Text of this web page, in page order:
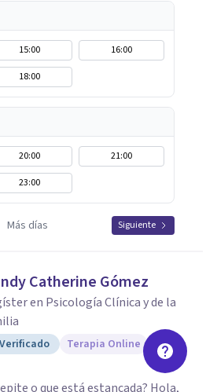
15:00
16:00
18:00
20:00
21:00
23:00
Más días Siguiente
Catherine Gómez
en Psicología Clínica y de la
Verificado Terapia Online
o que está estancada? Hola,